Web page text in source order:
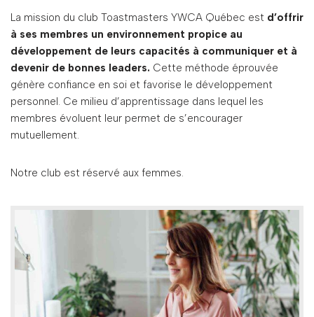
La mission du club Toastmasters YWCA Québec est d’offrir
à ses membres un environnement propice au
développement de leurs capacités à communiquer et à
devenir de bonnes leaders. Cette méthode éprouvée
génère confiance en soi et favorise le développement
personnel. Ce milieu d’apprentissage dans lequel les
membres évoluent leur permet de s’encourager
mutuellement.
Notre club est réservé aux femmes.